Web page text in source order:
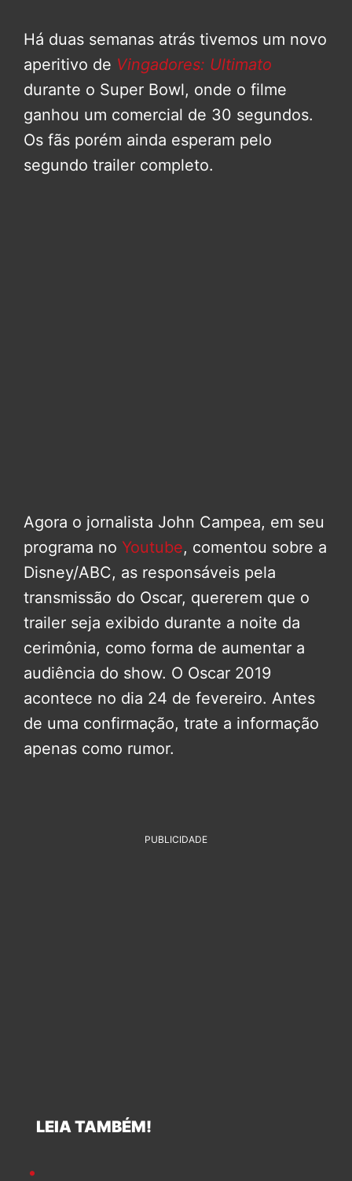
Há duas semanas atrás tivemos um novo
aperitivo de Vingadores: Ultimato
durante o Super Bowl, onde o filme
ganhou um comercial de 30 segundos.
Os fãs porém ainda esperam pelo
segundo trailer completo.
Agora o jornalista John Campea, em seu
programa no Youtube, comentou sobre a
Disney/ABC, as responsáveis pela
transmissão do Oscar, quererem que o
trailer seja exibido durante a noite da
cerimônia, como forma de aumentar a
audiência do show. O Oscar 2019
acontece no dia 24 de fevereiro. Antes
de uma confirmação, trate a informação
apenas como rumor.
PUBLICIDADE
LEIA TAMBÉM!